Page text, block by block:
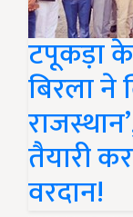
टपूकड़ा
बिरला ने
तैयारी
वरदान!